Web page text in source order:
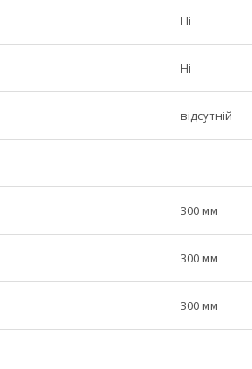
Ні
Ні
відсутній
300 мм
300 мм
300 мм